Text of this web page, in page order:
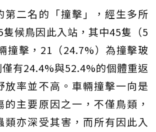
第二名的「撞擊」，經生多所
隻候鳥因此入站，其中45隻（5
撞擊，21（24.7%）為撞擊玻
有24.4%與52.4%的個體重返
放率並不高。車輛撞擊一向是
的主要原因之一，不僅鳥類，
類亦深受其害，而所有因此入